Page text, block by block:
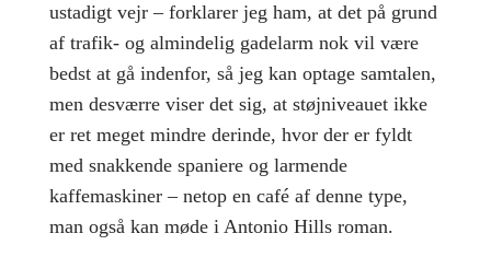
ustadigt vejr – forklarer jeg ham, at det på grund
af trafik- og almindelig gadelarm nok vil være
bedst at gå indenfor, så jeg kan optage samtalen,
men desværre viser det sig, at støjniveauet ikke
er ret meget mindre derinde, hvor der er fyldt
med snakkende spaniere og larmende
kaffemaskiner – netop en café af denne type,
man også kan møde i Antonio Hills roman.